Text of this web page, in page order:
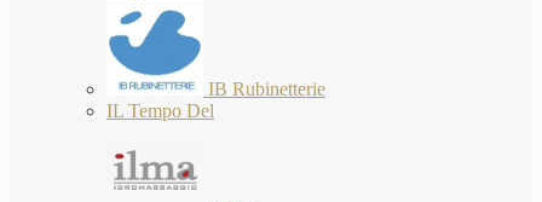
IB Rubinetterie
IL Tempo Del